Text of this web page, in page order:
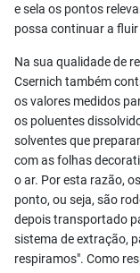
e sela os pontos
possa continuar a
Na sua qualidade de
Csernich também
os valores medidos
os poluentes
solventes que
com as folhas
o ar. Por esta razão,
ponto, ou seja, são
depois transportado
sistema de extração,
respiramos". Como